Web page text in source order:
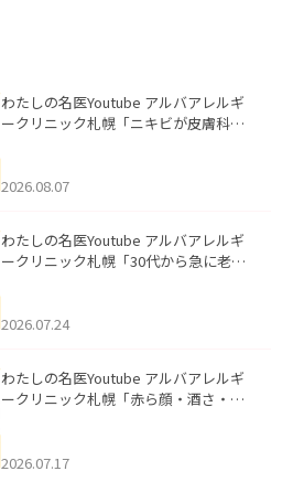
わたしの名医Youtube アルバアレルギ
ークリニック札幌「ニキビが皮膚科で
ました。
2026.08.07
わたしの名医Youtube アルバアレルギ
ークリニック札幌「30代から急に老け
た。
2026.07.24
わたしの名医Youtube アルバアレルギ
ークリニック札幌「赤ら顔・酒さ・ニ
した。
2026.07.17